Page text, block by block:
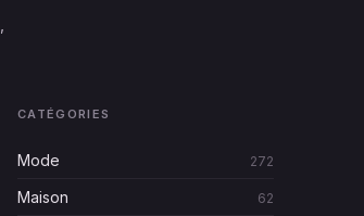
CATÉGORIES
Mode 272
Maison 62